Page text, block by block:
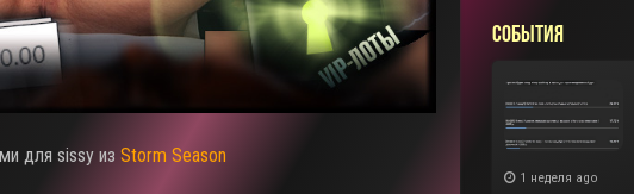
для sissy из Storm Season
СОБЫТИЯ
1 неделя ago